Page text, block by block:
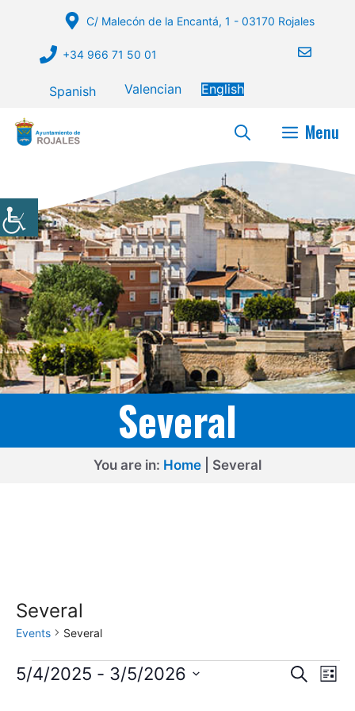
C/ Malecón de la Encantá, 1 - 03170 Rojales
+34 966 71 50 01
Spanish Valencian English
Menu
Several
You are in: Home Several
Several
Events Several
Events
E
S
E
L
5/4/2025 - 3/5/2026